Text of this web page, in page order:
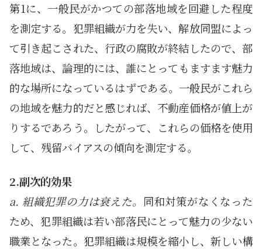
第1に、一般民がかつての部落地域を回避した程度
を測定する。犯罪組織が力を失い、解放同盟によっ
て引き起こされた、行政の腐敗が終結したので、部
落地域は、論理的には、誰にとってもますます魅力
的な場所になっているはずである。一般民がこれら
の地域を魅力的だと感じれば、不動産価格が値上が
りするであろう。したがって、これらの価格を使用
して、残留バイアスの傾向を測定する。
2.副次的効果
a. 組織犯罪の力は衰えた。 同和対策がなくなった
ため、犯罪組織は若い部落民にとって魅力の少ない
職業となった。犯罪組織は規模を縮小し、新しい構